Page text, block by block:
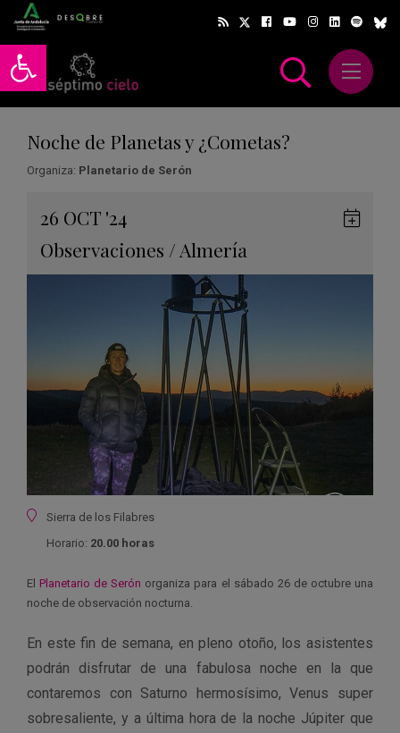
Abrir barra de herramientas
Abrir
Noche de Planetas y ¿Cometas?
Organiza: Planetario de Serón
26 OCT '24
Observaciones / Almería
Ubicación
Sierra de los Filabres
Horario: 20.00 horas
El Planetario de Serón organiza para el sábado 26 de octubre una
noche de observación nocturna.
En este fin de semana, en pleno otoño, los asistentes
podrán disfrutar de una fabulosa noche en la que
contaremos con Saturno hermosísimo, Venus super
sobresaliente, y a última hora de la noche Júpiter que